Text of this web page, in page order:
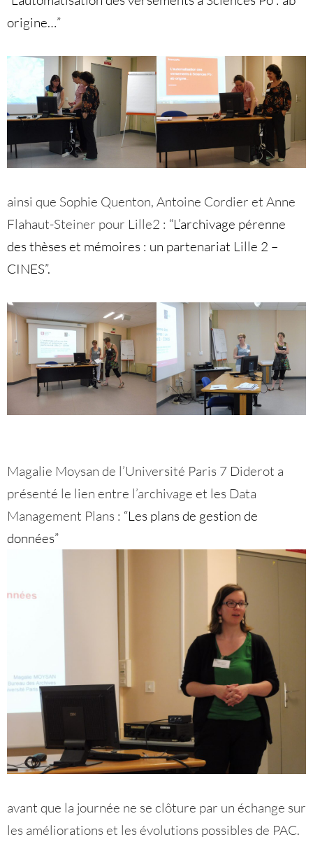
origine…”
ainsi que Sophie Quenton, Antoine Cordier et Anne
Flahaut-Steiner pour Lille2 : “L’archivage pérenne
des thèses et mémoires : un partenariat Lille 2 –
CINES”.
Magalie Moysan de l’Université Paris 7 Diderot a
présenté le lien entre l’archivage et les Data
Management Plans : “Les plans de gestion de
données”
avant que la journée ne se clôture par un échange sur
les améliorations et les évolutions possibles de PAC.